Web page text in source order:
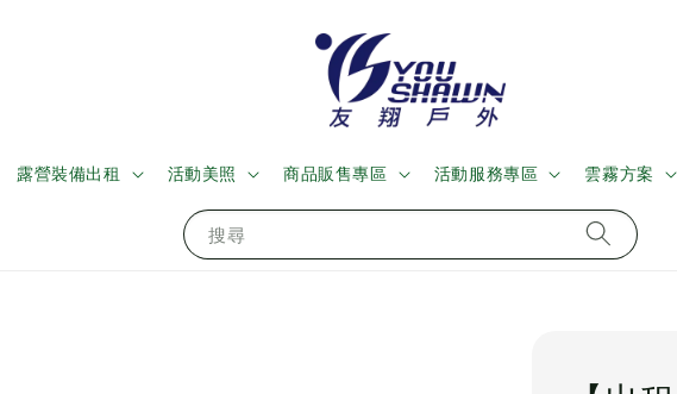
搜尋
露營裝備出租 活動美照 商品販售專區 活動服務專區 雲霧方案